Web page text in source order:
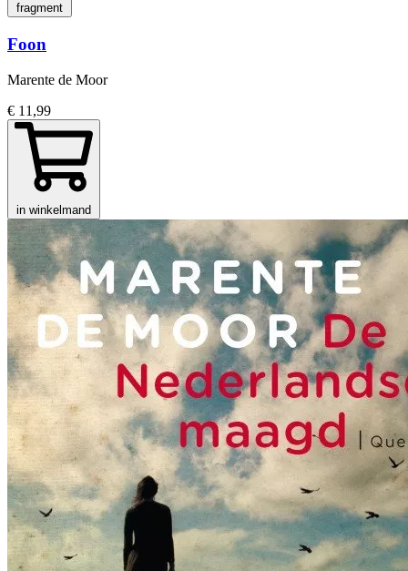
fragment
Foon
Marente de Moor
€ 11,99
in winkelmand